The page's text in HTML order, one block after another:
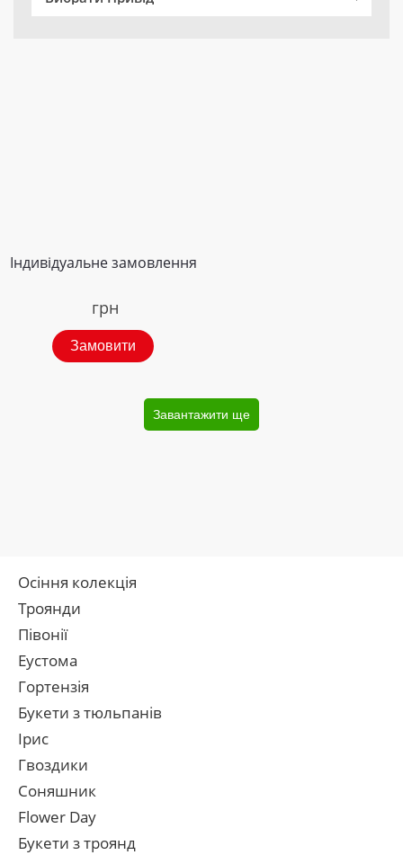
Індивідуальне замовлення
грн
Замовити
Завантажити ще
Осіння колекція
Троянди
Півонії
Еустома
Гортензія
Букети з тюльпанів
Ірис
Гвоздики
Соняшник
Flower Day
Букети з троянд